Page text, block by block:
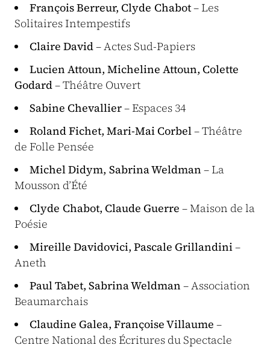
François Berreur, Clyde Chabot– Les
Solitaires Intempestifs
Claire David– Actes Sud-Papiers
Lucien Attoun, Micheline Attoun, Colette
Godard– Théâtre Ouvert
Sabine Chevallier– Espaces 34
Roland Fichet, Mari-Mai Corbel– Théâtre
de Folle Pensée
Michel Didym, Sabrina Weldman – La
Mousson d’Été
Clyde Chabot, Claude Guerre – Maison de la
Poésie
Mireille Davidovici, Pascale Grillandini–
Aneth
Paul Tabet, Sabrina Weldman – Association
Beaumarchais
Claudine Galea, Françoise Villaume –
Centre National des Écritures du Spectacle